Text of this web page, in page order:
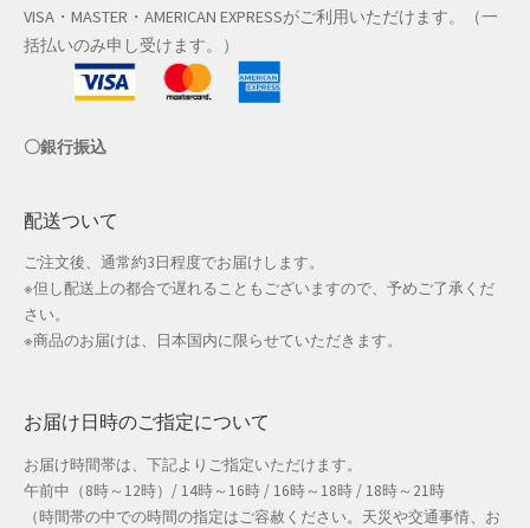
店舗一覧
店舗管理
成人の日特集
支払い
配送先住所
敬老の日特集
春の新生活応援
VISA・MASTER・AMERICAN EXPRESSがご利用いただけます。（一
括払いのみ申し受けます。）
〇銀行振込
配送ついて
ご注文後、通常約3日程度でお届けします。
※但し配送上の都合で遅れることもございますので、予めご了承くだ
さい。
※商品のお届けは、日本国内に限らせていただきます。
お届け日時のご指定について
お届け時間帯は、下記よりご指定いただけます。
午前中（8時～12時）/ 14時～16時 / 16時～18時 / 18時～21時
（時間帯の中での時間の指定はご容赦ください。天災や交通事情、お